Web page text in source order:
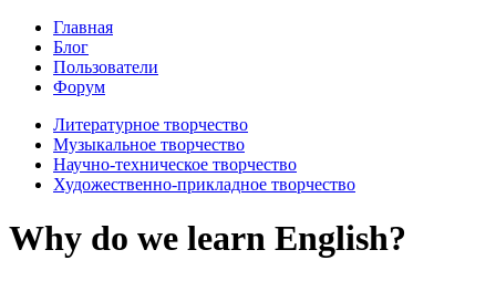
Главная
Блог
Пользователи
Форум
Литературное творчество
Музыкальное творчество
Научно-техническое творчество
Художественно-прикладное творчество
Why do we learn English?